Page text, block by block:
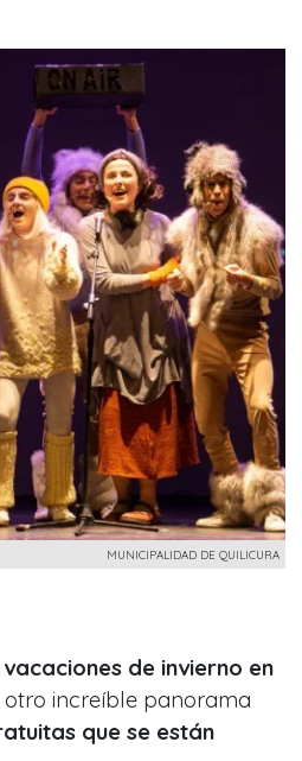
MUNICIPALIDAD DE QUILICURA
vacaciones de invierno en
otro increíble panorama
que se están